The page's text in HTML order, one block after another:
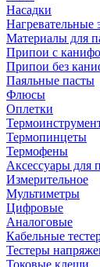
Насадки
Нагревательные
Материалы для
Припои с
Припои без
Паяльные пасты
Флюсы
Оплетки
Термопинцеты
Термофены
Аксессуары для
Измерительное
Мультиметры
Цифровые
Аналоговые
Кабельные
Тестеры
Токовые клещи